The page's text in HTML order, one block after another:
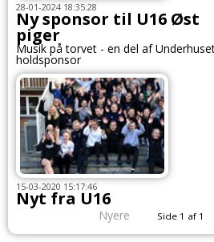
28-01-2024 18:35:28
Ny sponsor til U16 Øst
piger
Musik på torvet - en del af
holdsponsor
15-03-2020 15:17:46
Nyt fra U16
Nyere Side 1 af 1